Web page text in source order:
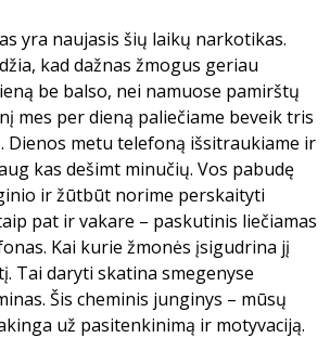
yra naujasis šių laikų narkotikas.
kad dažnas žmogus geriau
be balso, nei namuose pamirštų
mes per dieną paliečiame beveik tris
Dienos metu telefoną išsitraukiame ir
kas dešimt minučių. Vos pabudę
ir žūtbūt norime perskaityti
pat ir vakare – paskutinis liečiamas
Kai kurie žmonės įsigudrina jį
Tai daryti skatina smegenyse
Šis cheminis junginys – mūsų
už pasitenkinimą ir motyvaciją.